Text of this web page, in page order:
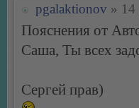
pgalaktionov » 14
Пояснения от
Саша, Ты всех
Сергей прав)